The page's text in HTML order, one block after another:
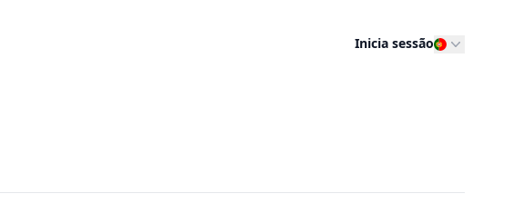
Inicia sessão